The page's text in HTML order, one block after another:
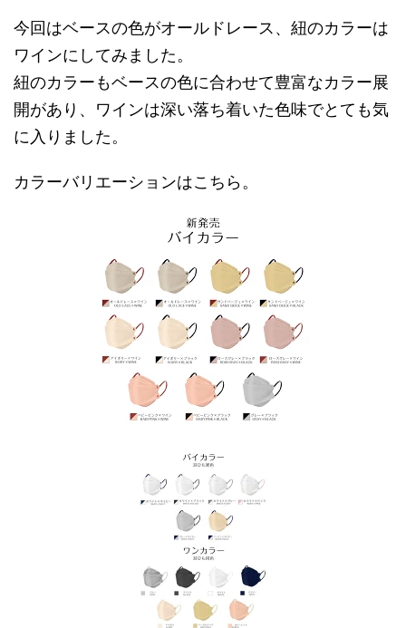
今回はベースの色がオールドレース、紐のカラーは
ワインにしてみました。
紐のカラーもベースの色に合わせて豊富なカラー展
開があり、ワインは深い落ち着いた色味でとても気
に入りました。
カラーバリエーションはこちら。